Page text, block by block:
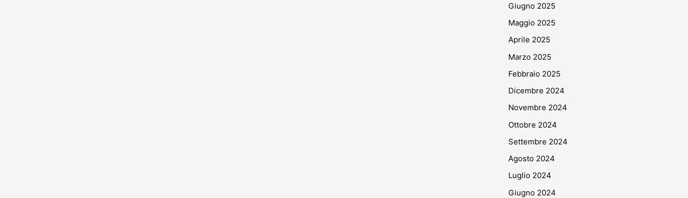
Giugno 2025
Maggio 2025
Aprile 2025
Marzo 2025
Febbraio 2025
Dicembre 2024
Novembre 2024
Ottobre 2024
Settembre 2024
Agosto 2024
Luglio 2024
Giugno 2024